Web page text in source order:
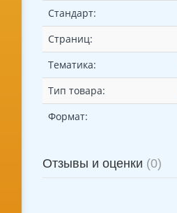
Стандарт:
Страниц:
Тематика:
Тип товара:
Формат:
Отзывы и оценки (0)